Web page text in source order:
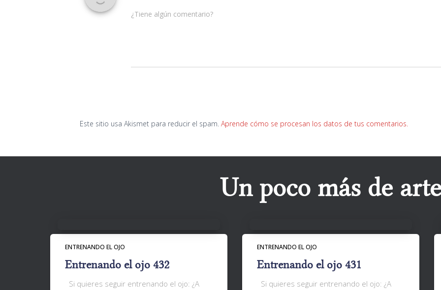
¿Tiene algún comentario?
Este sitio usa Akismet para reducir el spam. Aprende cómo se procesan los datos de tus comentarios.
Un poco más de arte
ENTRENANDO EL OJO
Entrenando el ojo 432
Si quieres seguir entrenando el ojo: ¿A
ENTRENANDO EL OJO
Entrenando el ojo 431
Si quieres seguir entrenando el ojo: ¿A